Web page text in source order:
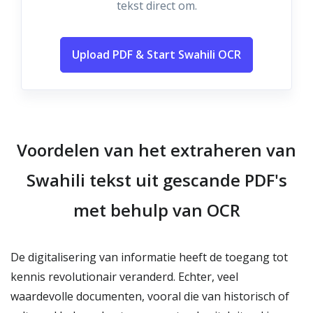
tekst direct om.
Upload PDF & Start Swahili OCR
Voordelen van het extraheren van
Swahili tekst uit gescande PDF's
met behulp van OCR
De digitalisering van informatie heeft de toegang tot
kennis revolutionair veranderd. Echter, veel
waardevolle documenten, vooral die van historisch of